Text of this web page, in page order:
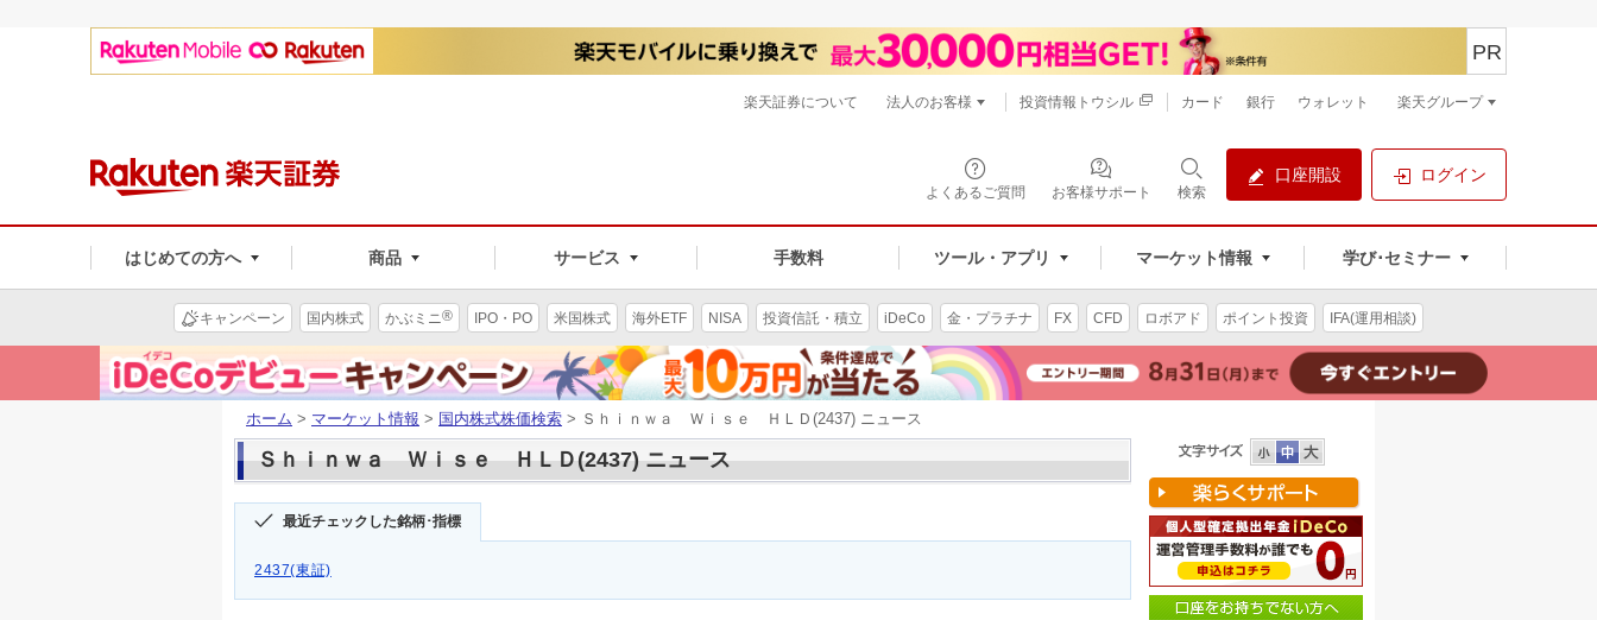
よくあるご質問 お客様サポート 検索
口座開設 ログイン
はじめての方へ 商品 サービス 手数料 ツール・アプリ マーケット情報 学び･セミナー
PR
楽天証券について 法人のお客様 投資情報トウシル カード 銀行 ウォレット 楽天グループ
キャンペーン 国内株式 かぶミニ® IPO・PO 米国株式 海外ETF NISA 投資信託・積立 iDeCo 金・プラチナ FX CFD ロボアド ポイント投資 IFA(運用相談)
ホーム > マーケット情報 > 国内株式株価検索 > Ｓｈｉｎｗａ Ｗｉｓｅ ＨＬＤ(2437) ニュース
Ｓｈｉｎｗａ Ｗｉｓｅ ＨＬＤ(2437) ニュース
最近チェックした銘柄･指標
2437(東証)